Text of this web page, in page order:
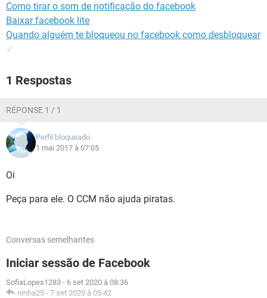
Como tirar o som de notificação do facebook
Baixar facebook lite
Quando alguém te bloqueou no facebook como desbloquear
✓
1 Respostas
RÉPONSE 1 / 1
Perfil bloqueado
1 mai 2017 à 07:05
Oi
Peça para ele. O CCM não ajuda piratas.
Conversas semelhantes
Iniciar sessão de Facebook
SofiaLopes1283 - 6 set 2020 à 08:36
ninha25 - 7 set 2020 à 05:42